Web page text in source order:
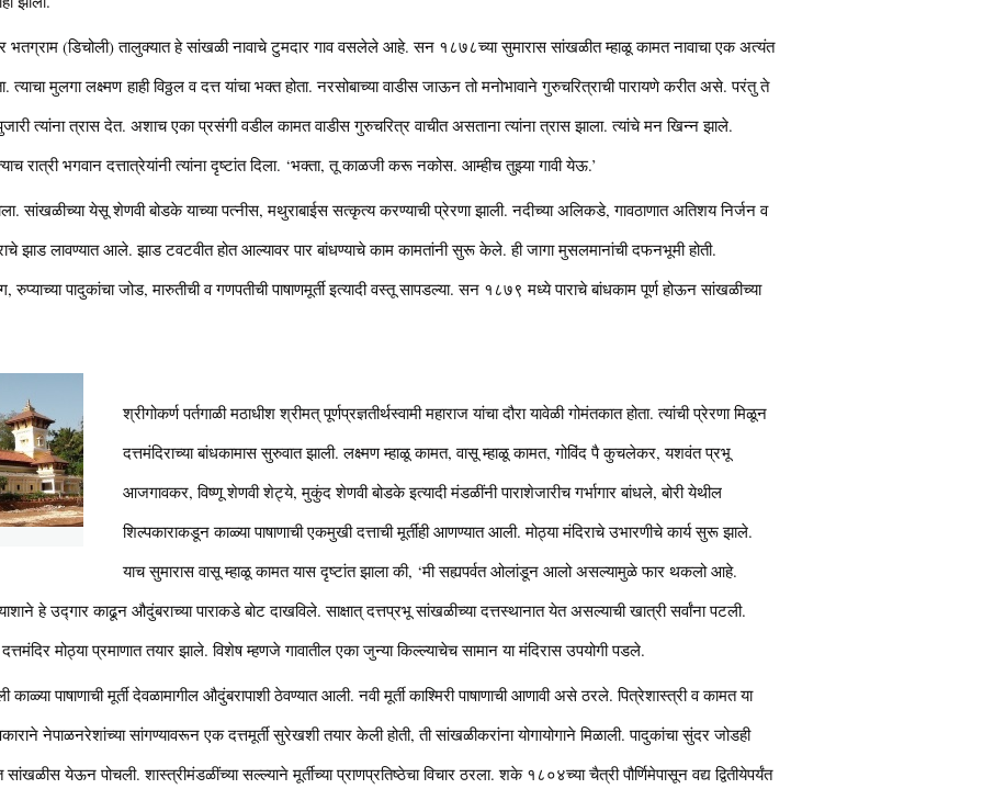
(डिचोली) तालुक्यात हे सांखळी नावाचे टुमदार गाव वसलेले आहे. सन १८७८च्या सुमारास सांखळीत म्हाळू कामत नावाचा एक अत्यंत
त्याचा मुलगा लक्ष्मण हाही विठ्ठल व दत्त यांचा भक्त होता. नरसोबाच्या वाडीस जाऊन तो मनोभावाने गुरुचरित्राची पारायणे करीत असे. परंतु ते
त्यांना त्रास देत. अशाच एका प्रसंगी वडील कामत वाडीस गुरुचरित्र वाचीत असताना त्यांना त्रास झाला. त्यांचे मन खिन्न झाले.
भगवान दत्तात्रेयांनी त्यांना दृष्टांत दिला. ‘भक्ता, तू काळजी करू नकोस. आम्हीच तुझ्या गावी येऊ.’
सांखळीच्या येसू शेणवी बोडके याच्या पत्नीस, मथुराबाईस सत्कृत्य करण्याची प्रेरणा झाली. नदीच्या अलिकडे, गावठाणात अतिशय निर्जन व
झाड लावण्यात आले. झाड टवटवीत होत आल्यावर पार बांधण्याचे काम कामतांनी सुरू केले. ही जागा मुसलमानांची दफनभूमी होती.
रुप्याच्या पादुकांचा जोड, मारुतीची व गणपतीची पाषाणमूर्ती इत्यादी वस्तू सापडल्या. सन १८७९ मध्ये पाराचे बांधकाम पूर्ण होऊन सांखळीच्या
श्रीगोकर्ण पर्तगाळी मठाधीश श्रीमत् पूर्णप्रज्ञतीर्थस्वामी महाराज यांचा दौरा यावेळी गोमंतकात होता. त्यांची प्रेरणा मिळून
दत्तमंदिराच्या बांधकामास सुरुवात झाली. लक्ष्मण म्हाळू कामत, वासू म्हाळू कामत, गोविंद पै कुचलेकर, यशवंत प्रभू
आजगावकर, विष्णू शेणवी शेट्ये, मुकुंद शेणवी बोडके इत्यादी मंडळींनी पाराशेजारीच गर्भागार बांधले, बोरी येथील
शिल्पकाराकडून काळ्या पाषाणाची एकमुखी दत्ताची मूर्तीही आणण्यात आली. मोठ्या मंदिराचे उभारणीचे कार्य सुरू झाले.
याच सुमारास वासू म्हाळू कामत यास दृष्टांत झाला की, ‘मी सह्यपर्वत ओलांडून आलो असल्यामुळे फार थकलो आहे.
हे उद्गार काढून औदुंबराच्या पाराकडे बोट दाखविले. साक्षात् दत्तप्रभू सांखळीच्या दत्तस्थानात येत असल्याची खात्री सर्वांना पटली.
मोठ्या प्रमाणात तयार झाले. विशेष म्हणजे गावातील एका जुन्या किल्ल्याचेच सामान या मंदिरास उपयोगी पडले.
पाषाणाची मूर्ती देवळामागील औदुंबरापाशी ठेवण्यात आली. नवी मूर्ती काश्मिरी पाषाणाची आणावी असे ठरले. पित्रेशास्त्री व कामत या
नेपाळनरेशांच्या सांगण्यावरून एक दत्तमूर्ती सुरेखशी तयार केली होती, ती सांखळीकरांना योगायोगाने मिळाली. पादुकांचा सुंदर जोडही
सांखळीस येऊन पोचली. शास्त्रीमंडळींच्या सल्ल्याने मूर्तीच्या प्राणप्रतिष्ठेचा विचार ठरला. शके १८०४च्या चैत्री पौर्णिमेपासून वद्य द्वितीयेपर्यंत